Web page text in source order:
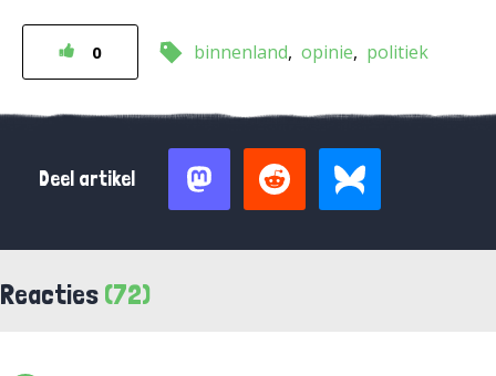
0 binnenland opinie politiek
Deel artikel
Reacties (72)